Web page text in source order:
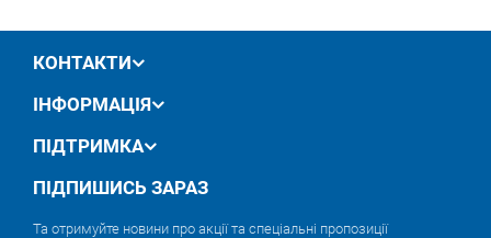
КОНТАКТИ
ІНФОРМАЦІЯ
ПІДТРИМКА
ПІДПИШИСЬ ЗАРАЗ
Та отримуйте новини про акції та спеціальні пропозиції